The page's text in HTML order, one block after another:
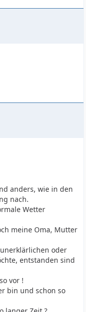
anders, wie in den
nach.
Wetter
meine Oma, Mutter
oder
entstanden sind
vor !
bin und schon so